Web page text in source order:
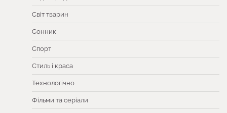
Світ тварин
Сонник
Спорт
Стиль і краса
Технологічно
Фільми та серіали